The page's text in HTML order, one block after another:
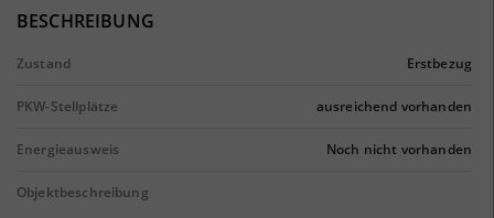
BESCHREIBUNG
Zustand Erstbezug
PKW-Stellplätze ausreichend vorhanden
Energieausweis Noch nicht vorhanden
Objektbeschreibung